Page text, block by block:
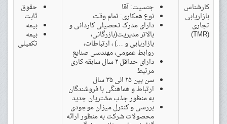
کارشناس
بازاریابی
تجاری
(TMR)
جنسیت: آقا
نوع همکاری: تمام وقت
دارای مدرک تحصیلی کاردانی و
بالاتر مدیریت(بازرگانی،
بازاریابی و …) ، ارتباطات،
روابط عمومی، مهندسی صنایع
دارای حداقل ۲ سال سابقه کاری
مرتبط
سن بین ۲۵ الی ۳۵ سال
ارتباط و هماهنگی با فروشندگان
به منظور جذب مشتریان جدید
بررسی و کنترل میزان موجودی
محصولات شرکت به منظور ارائه
حقوق
ثابت
بیمه
بیمه
تکمیلی